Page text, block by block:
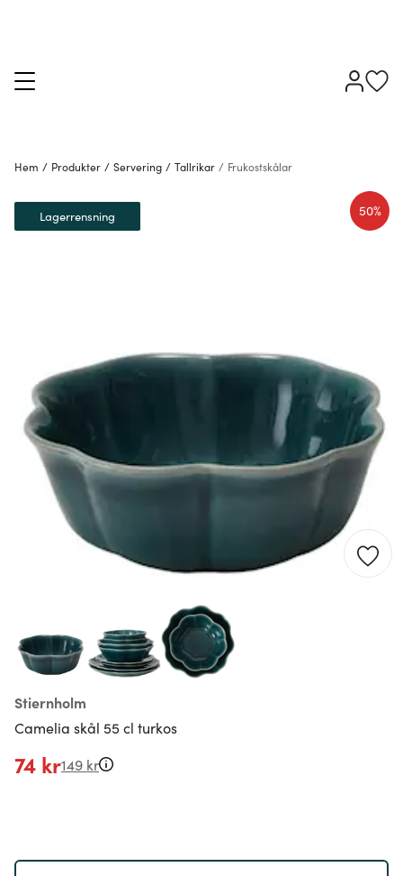
Hem / Produkter / Servering / Tallrikar / Frukostskålar
Stiernholm
Camelia skål 55 cl turkos
50%
Lagerrensning
74 kr149 kr